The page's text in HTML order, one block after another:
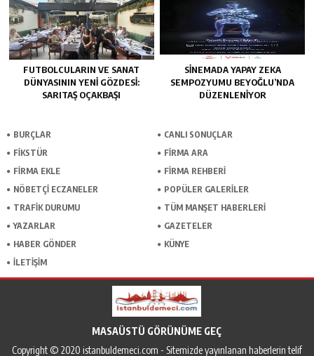
FUTBOLCULARIN VE SANAT
DÜNYASININ YENI GÖZDESI:
SARITAŞ OÇAKBAŞI
SINEMADA YAPAY ZEKA
SEMPOZYUMU BEYOĞLU’NDA
DÜZENLENIYOR
BURÇLAR
CANLI SONUÇLAR
FİKSTÜR
FİRMA ARA
FİRMA EKLE
FİRMA REHBERİ
NÖBETÇİ ECZANELER
POPÜLER GALERİLER
TRAFİK DURUMU
TÜM MANŞET HABERLERİ
YAZARLAR
GAZETELER
HABER GÖNDER
KÜNYE
İLETİŞİM
MASAÜSTÜ GÖRÜNÜME GEÇ
Copyright © 2020 istanbuldemeci.com - Sitemizde yayınlanan haberlerin telif